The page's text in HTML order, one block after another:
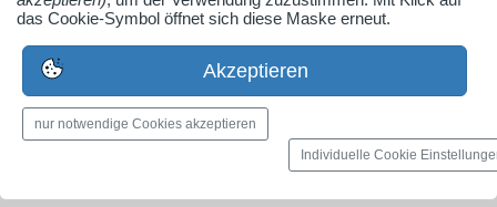
www.mehr-als-durchschnitt.de
Firmenprofil ansehen
das Cookie-Symbol öffnet sich diese Maske erneut.
Akzeptieren
nur notwendige Cookies akzeptieren
Individuelle Cookie